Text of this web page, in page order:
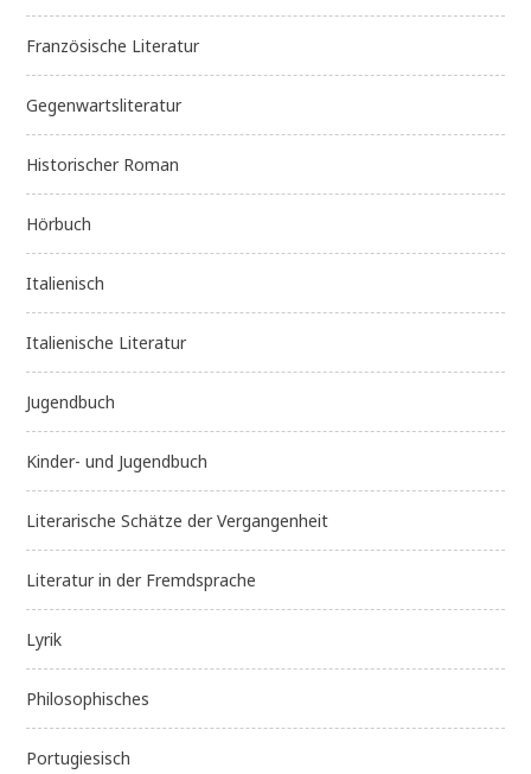
Französische Literatur
Gegenwartsliteratur
Historischer Roman
Hörbuch
Italienisch
Italienische Literatur
Jugendbuch
Kinder- und Jugendbuch
Literarische Schätze der Vergangenheit
Literatur in der Fremdsprache
Lyrik
Philosophisches
Portugiesisch